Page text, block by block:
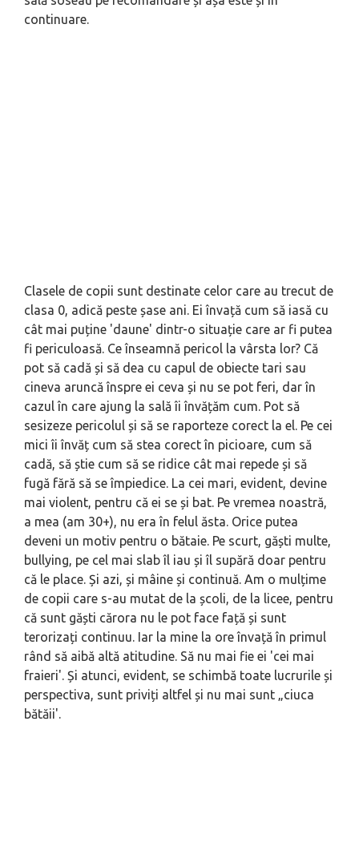
continuare.
Clasele de copii sunt destinate celor care au trecut de
clasa 0, adică peste șase ani. Ei învață cum să iasă cu
cât mai puține 'daune' dintr-o situație care ar fi putea
fi periculoasă. Ce în­seamnă pericol la vârsta lor? Că
pot să cadă și să dea cu capul de obiecte tari sau
cineva aruncă înspre ei ceva și nu se pot feri, dar în
cazul în care ajung la sală îi învățăm cum. Pot să
sesizeze pericolul și să se raporteze corect la el. Pe cei
mici îi învăț cum să stea corect în picioare, cum să
cadă, să știe cum să se ridice cât mai repede și să
fugă fără să se împiedice. La cei mari, evi­dent, devine
mai violent, pentru că ei se și bat. Pe vremea noastră,
a mea (am 30+), nu era în felul ăsta. Orice putea
deveni un motiv pentru o bătaie. Pe scurt, găști multe,
bullying, pe cel mai slab îl iau și îl supără doar pentru
că le place. Și azi, și mâine și continuă. Am o mulțime
de copii care s-au mutat de la școli, de la licee, pentru
că sunt găști cărora nu le pot face față și sunt
terorizați continuu. Iar la mine la ore învață în primul
rând să aibă altă atitudine. Să nu mai fie ei 'cei mai
fraieri'. Și atunci, evident, se schimbă toate lucrurile și
perspecti­va, sunt priviți altfel și nu mai sunt „ciuca
bătăii'.